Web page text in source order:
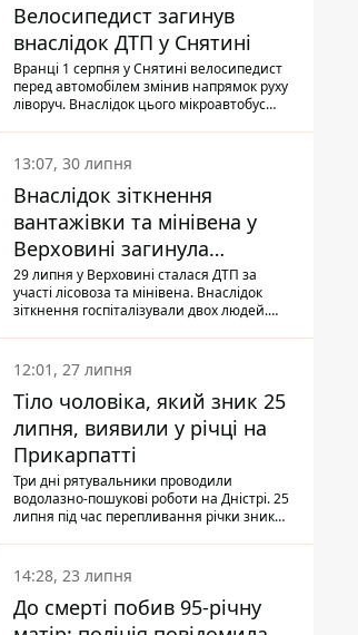
Велосипедист загинув
внаслідок ДТП у Снятині
Вранці 1 серпня у Снятині велосипедист
перед автомобілем змінив напрямок руху
ліворуч. Внаслідок цього мікроавтобус
13:07, 30 липня
Внаслідок зіткнення
вантажівки та мінівена у
Верховині загинула
пасажирка, водійка - у
лікарні
29 липня у Верховині сталася ДТП за
участі лісовоза та мінівена. Внаслідок
зіткнення госпіталізували двох людей.
Також травми отримала водійка
автомобіля.
12:01, 27 липня
Тіло чоловіка, який зник 25
липня, виявили у річці на
Прикарпатті
Три дні рятувальники проводили
водолазно-пошукові роботи на Дністрі. 25
липня під час перепливання річки зник
виявили тіло.
14:28, 23 липня
До смерті побив 95-річну